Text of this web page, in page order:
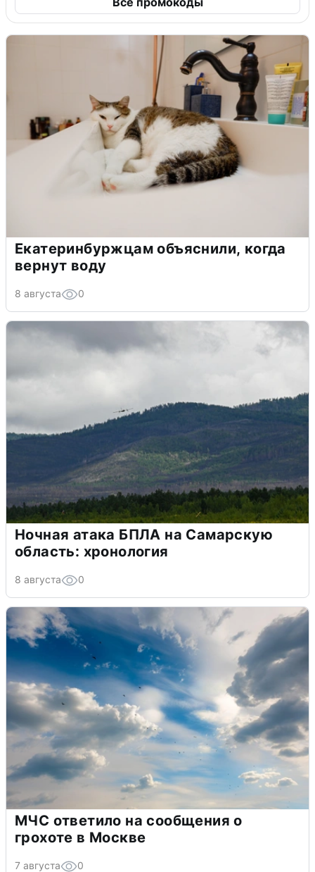
Екатеринбуржцам объяснили, когда
вернут воду
8 августа 0
Ночная атака БПЛА на Самарскую
область: хронология
8 августа 0
МЧС ответило на сообщения о
грохоте в Москве
7 августа 0